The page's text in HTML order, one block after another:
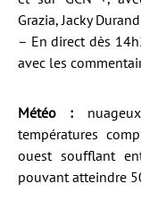
Grazia, Jacky
– En direct dès
avec les
Météo :
températures
ouest soufflant
pouvant atteindre